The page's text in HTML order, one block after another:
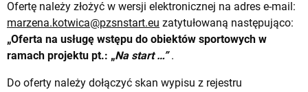
Ofertę należy złożyć w wersji elektronicznej na adres e-mail:
marzena.kotwica@pzsnstart.eu zatytułowaną następująco:
„Oferta na usługę wstępu do obiektów sportowych w
ramach projektu pt.: „Na start …”.
Do oferty należy dołączyć skan wypisu z rejestru